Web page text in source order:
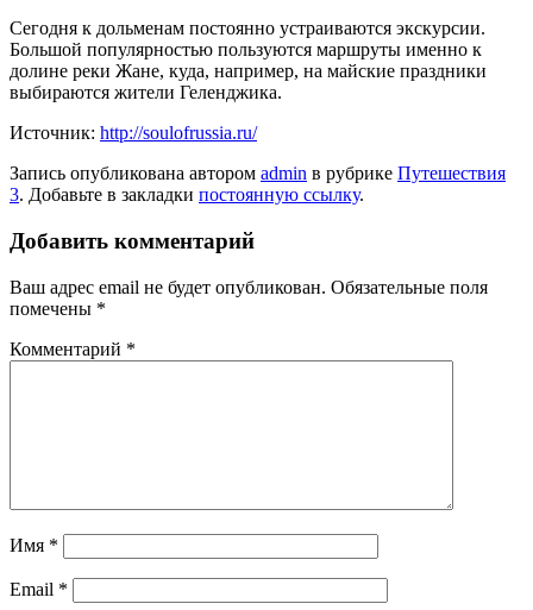
Сегодня к дольменам постоянно устраиваются экскурсии.
Большой популярностью пользуются маршруты именно к
долине реки Жане, куда, например, на майские праздники
выбираются жители Геленджика.
Источник: http://soulofrussia.ru/
Запись опубликована автором admin в рубрике Путешествия
3. Добавьте в закладки постоянную ссылку.
Добавить комментарий
Ваш адрес email не будет опубликован. Обязательные поля
помечены *
Комментарий *
Имя *
Email *